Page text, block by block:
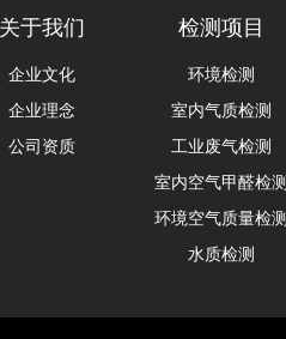
关于我们
企业文化
企业理念
公司资质
检测项目
环境检测
室内气质检测
工业废气检测
室内空气甲醛检测
环境空气质量检测
水质检测